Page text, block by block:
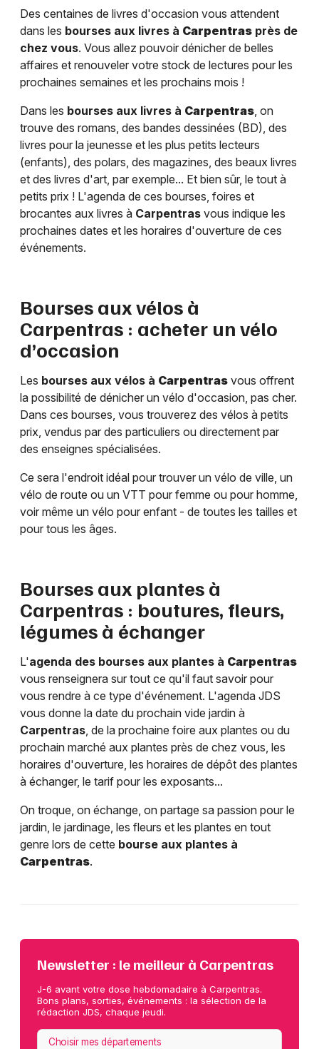
Des centaines de livres d'occasion vous attendent
dans les bourses aux livres à Carpentras près de
chez vous. Vous allez pouvoir dénicher de belles
affaires et renouveler votre stock de lectures pour les
prochaines semaines et les prochains mois !
Dans les bourses aux livres à Carpentras, on
trouve des romans, des bandes dessinées (BD), des
livres pour la jeunesse et les plus petits lecteurs
(enfants), des polars, des magazines, des beaux livres
et des livres d'art, par exemple... Et bien sûr, le tout à
petits prix ! L'agenda de ces bourses, foires et
brocantes aux livres à Carpentras vous indique les
prochaines dates et les horaires d'ouverture de ces
événements.
Bourses aux vélos à
Carpentras : acheter un vélo
d’occasion
Les bourses aux vélos à Carpentras vous offrent
la possibilité de dénicher un vélo d'occasion, pas cher.
Dans ces bourses, vous trouverez des vélos à petits
prix, vendus par des particuliers ou directement par
des enseignes spécialisées.
Ce sera l'endroit idéal pour trouver un vélo de ville, un
vélo de route ou un VTT pour femme ou pour homme,
voir même un vélo pour enfant - de toutes les tailles et
pour tous les âges.
Bourses aux plantes à
Carpentras : boutures, fleurs,
légumes à échanger
L'agenda des bourses aux plantes à Carpentras
vous renseignera sur tout ce qu'il faut savoir pour
vous rendre à ce type d'événement. L'agenda JDS
vous donne la date du prochain vide jardin à
Carpentras, de la prochaine foire aux plantes ou du
prochain marché aux plantes près de chez vous, les
horaires d'ouverture, les horaires de dépôt des plantes
à échanger, le tarif pour les exposants...
On troque, on échange, on partage sa passion pour le
jardin, le jardinage, les fleurs et les plantes en tout
genre lors de cette bourse aux plantes à
Carpentras.
Newsletter : le meilleur à Carpentras
J-6 avant votre dose hebdomadaire à Carpentras.
Bons plans, sorties, événements : la sélection de la
rédaction JDS, chaque jeudi.
Choisir mes départements